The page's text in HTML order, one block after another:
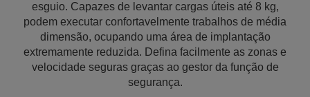
esguio. Capazes de levantar cargas úteis até 8 kg,
podem executar confortavelmente trabalhos de média
dimensão, ocupando uma área de implantação
extremamente reduzida. Defina facilmente as zonas e
velocidade seguras graças ao gestor da função de
segurança.